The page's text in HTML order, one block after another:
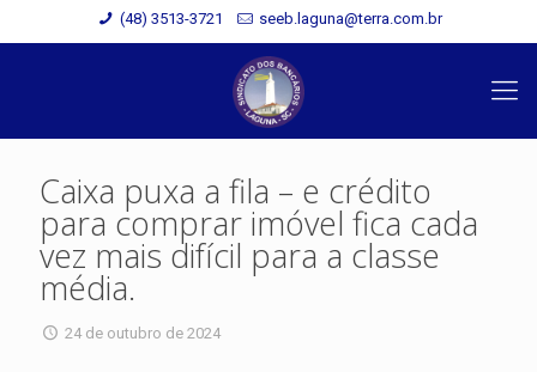
(48) 3513-3721 seeb.laguna@terra.com.br
Caixa puxa a fila – e crédito
para comprar imóvel fica cada
vez mais difícil para a classe
média.
24 de outubro de 2024